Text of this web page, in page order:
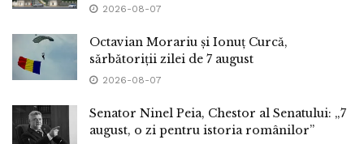
2026-08-07
Octavian Morariu și Ionuț Curcă,
sărbătoriții zilei de 7 august
2026-08-07
Senator Ninel Peia, Chestor al Senatului: „7
august, o zi pentru istoria românilor”